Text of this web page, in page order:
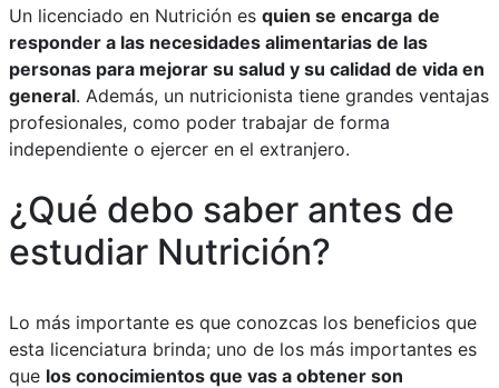
Un licenciado en Nutrición es quien se encarga de
responder a las necesidades alimentarias de las
personas para mejorar su salud y su calidad de vida en
general. Además, un nutricionista tiene grandes ventajas
profesionales, como poder trabajar de forma
independiente o ejercer en el extranjero.
¿Qué debo saber antes de
estudiar Nutrición?
Lo más importante es que conozcas los beneficios que
esta licenciatura brinda; uno de los más importantes es
que los conocimientos que vas a obtener son